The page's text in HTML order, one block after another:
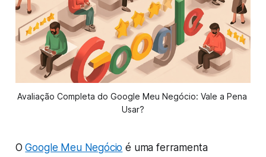
Avaliação Completa do Google Meu Negócio: Vale a Pena
Usar?
OGoogle Meu Negócio é uma ferramenta